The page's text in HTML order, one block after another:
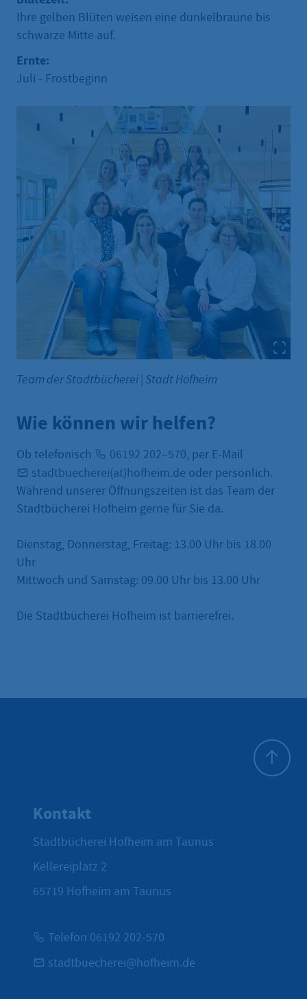
Ihre gelben Blüten weisen eine dunkelbraune bis
schwarze Mitte auf.
Ernte:
Juli - Frostbeginn
Team der Stadtbücherei | Stadt Hofheim
Wie können wir helfen?
Ob telefonisch 06192 202–570, per E-Mail
stadtbuecherei(at)hofheim.de oder persönlich.
Während unserer Öffnungszeiten ist das Team der
Stadtbücherei Hofheim gerne für Sie da.
Dienstag, Donnerstag, Freitag: 13.00 Uhr bis 18.00
Uhr
Mittwoch und Samstag: 09.00 Uhr bis 13.00 Uhr
Die Stadtbücherei Hofheim ist barrierefrei.
Kontakt
Stadtbücherei Hofheim am Taunus
Kellereiplatz 2
65719 Hofheim am Taunus
Telefon 06192 202-570
stadtbuecherei@hofheim.de